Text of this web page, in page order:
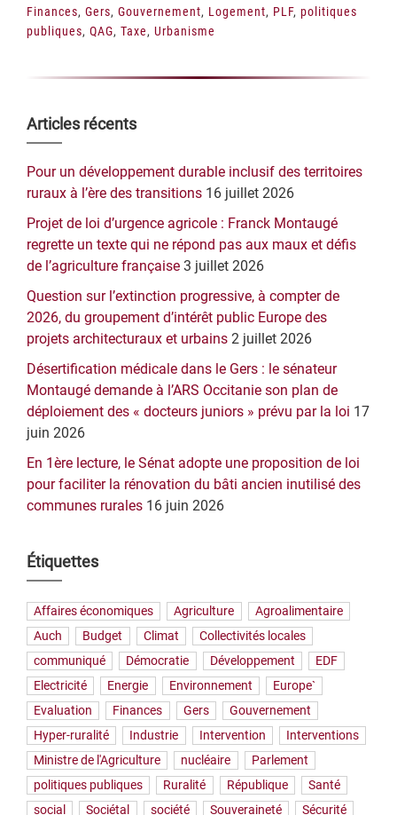
Finances, Gers, Gouvernement, Logement, PLF, politiques
publiques, QAG, Taxe, Urbanisme
Barre
latérale
principale
Articles récents
Pour un développement durable inclusif des territoires
ruraux à l’ère des transitions 16 juillet 2026
Projet de loi d’urgence agricole : Franck Montaugé
regrette un texte qui ne répond pas aux maux et défis
de l’agriculture française 3 juillet 2026
Question sur l’extinction progressive, à compter de
2026, du groupement d’intérêt public Europe des
projets architecturaux et urbains 2 juillet 2026
Désertification médicale dans le Gers : le sénateur
Montaugé demande à l’ARS Occitanie son plan de
déploiement des « docteurs juniors » prévu par la loi 17
juin 2026
En 1ère lecture, le Sénat adopte une proposition de loi
pour faciliter la rénovation du bâti ancien inutilisé des
communes rurales 16 juin 2026
Étiquettes
Affaires économiques Agriculture
Agroalimentaire
Auch
Budget Climat
Collectivités locales
communiqué
Démocratie Développement
EDF
Electricité
Energie Environnement
Europe`
Evaluation
Finances Gers
Gouvernement
Hyper-ruralité
Industrie Intervention
Interventions
Ministre de l'Agriculture
nucléaire
Parlement
politiques publiques
Ruralité République
Santé
social
Sociétal société Souveraineté
Sécurité